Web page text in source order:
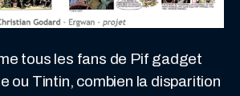
tous les fans de Pif gadget
ou Tintin, combien la disparition